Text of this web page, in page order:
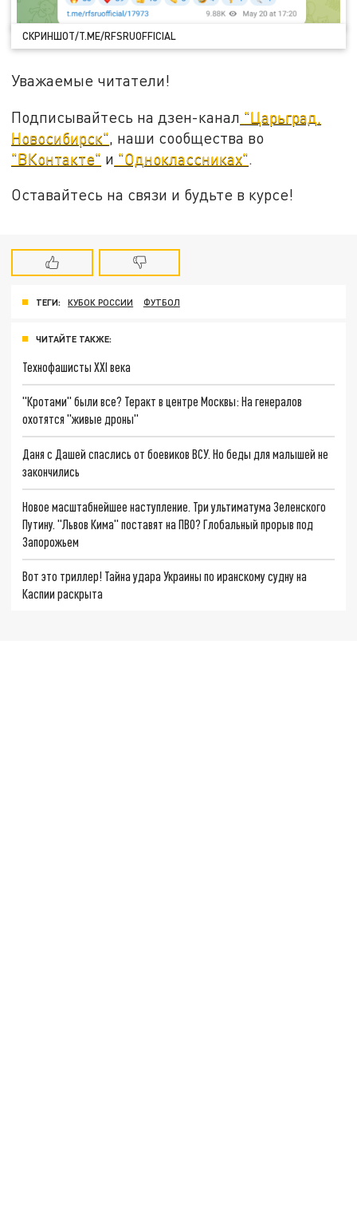
СКРИНШОТ/T.ME/RFSRUOFFICIAL
Уважаемые читатели!
Подписывайтесь на дзен-канал "Царьград.
Новосибирск", наши сообщества во
"ВКонтакте" и "Одноклассниках".
Оставайтесь на связи и будьте в курсе!
ТЕГИ: КУБОК РОССИИ ФУТБОЛ
ЧИТАЙТЕ ТАКЖЕ:
Технофашисты XXI века
"Кротами" были все? Теракт в центре Москвы: На генералов
охотятся "живые дроны"
Даня с Дашей спаслись от боевиков ВСУ. Но беды для малышей не
закончились
Новое масштабнейшее наступление. Три ультиматума Зеленского
Путину. "Львов Кима" поставят на ПВО? Глобальный прорыв под
Запорожьем
Вот это триллер! Тайна удара Украины по иранскому судну на
Каспии раскрыта